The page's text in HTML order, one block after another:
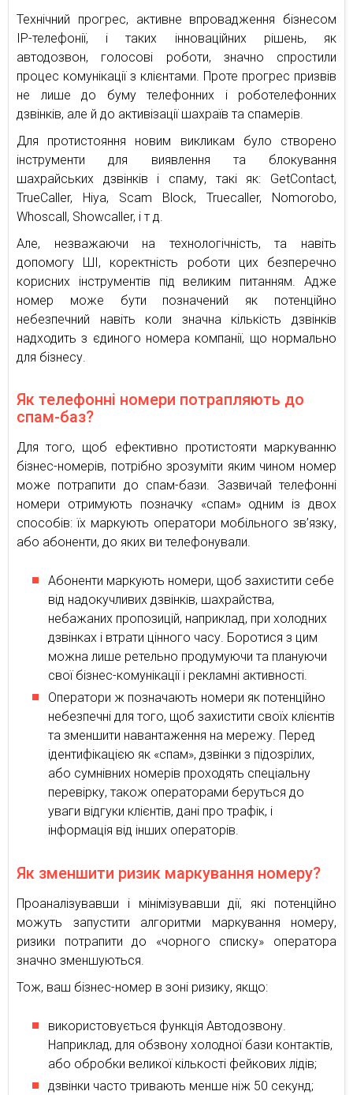
Технічний прогрес, активне впровадження бізнесом
IP-телефонії, і таких інноваційних рішень, як
автодозвон, голосові роботи, значно спростили
процес комунікації з клієнтами. Проте прогрес призвів
не лише до буму телефонних і роботелефонних
дзвінків, але й до активізації шахраїв та спамерів.
Для протистояння новим викликам було створено
інструменти для виявлення та блокування
шахрайських дзвінків і спаму, такі як: GetContact,
TrueCaller, Hiya, Scam Block, Truecaller, Nomorobo,
Whoscall, Showcaller, і т д.
Але, незважаючи на технологічність, та навіть
допомогу ШІ, коректність роботи цих безперечно
корисних інструментів під великим питанням. Адже
номер може бути позначений як потенційно
небезпечний навіть коли значна кількість дзвінків
надходить з єдиного номера компанії, що нормально
для бізнесу.
Як телефонні номери потрапляють до
спам-баз?
Для того, щоб ефективно протистояти маркуванню
бізнес-номерів, потрібно зрозуміти яким чином номер
може потрапити до спам-бази. Зазвичай телефонні
номери отримують позначку «спам» одним із двох
способів: їх маркують оператори мобільного зв’язку,
або абоненти, до яких ви телефонували.
Абоненти маркують номери, щоб захистити себе
від надокучливих дзвінків, шахрайства,
небажаних пропозицій, наприклад, при холодних
дзвінках і втрати цінного часу. Боротися з цим
можна лише ретельно продумуючи та плануючи
свої бізнес-комунікації і рекламні активності.
Оператори ж позначають номери як потенційно
небезпечні для того, щоб захистити своїх клієнтів
та зменшити навантаження на мережу. Перед
ідентифікацією як «спам», дзвінки з підозрілих,
або сумнівних номерів проходять спеціальну
перевірку, також операторами беруться до
уваги відгуки клієнтів, дані про трафік, і
інформація від інших операторів.
Як зменшити ризик маркування номеру?
Проаналізувавши і мінімізувавши дії, які потенційно
можуть запустити алгоритми маркування номеру,
ризики потрапити до «чорного списку» оператора
значно зменшуються.
Тож, ваш бізнес-номер в зоні ризику, якщо:
використовується функція Автодозвону.
Наприклад, для обзвону холодної бази контактів,
або обробки великої кількості фейкових лідів;
дзвінки часто тривають менше ніж 50 секунд;